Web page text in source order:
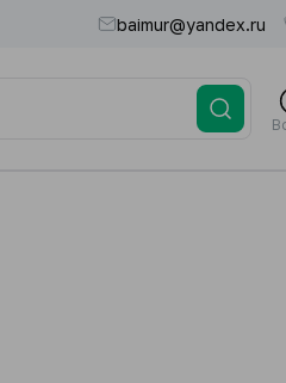
baimur@yandex.ru